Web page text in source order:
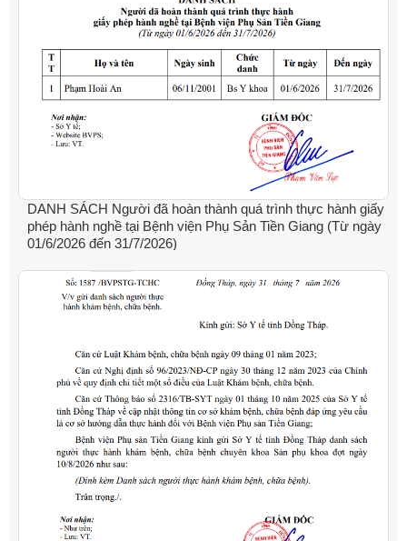
DANH SÁCH Người đã hoàn thành quá trình thực hành giấy
phép hành nghề tại Bệnh viện Phụ Sản Tiền Giang (Từ ngày
01/6/2026 đến 31/7/2026)